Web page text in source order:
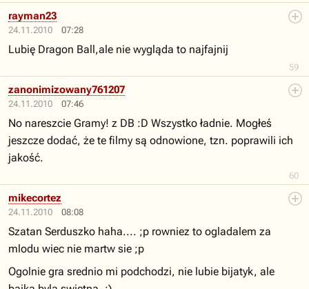
24.11.2010 07:28
59
rayman23
Lubię Dragon Ball,ale nie wygląda to najfajnij
24.11.2010 07:46
60
zanonimizowany761207
No nareszcie Gramy! z DB :D Wszystko ładnie. Mogłeś
jeszcze dodać, że te filmy są odnowione, tzn. poprawili ich
jakość.
24.11.2010 08:08
mikecortez
Szatan Serduszko haha.... ;p rowniez to ogladalem za
mlodu wiec nie martw sie ;p
Ogolnie gra srednio mi podchodzi, nie lubie bijatyk, ale